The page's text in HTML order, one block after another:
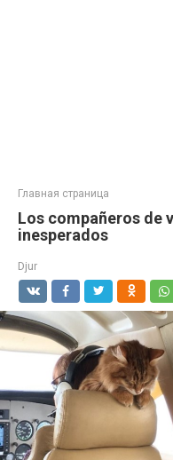
Главная страница
Los compañeros de
inesperados
Djur